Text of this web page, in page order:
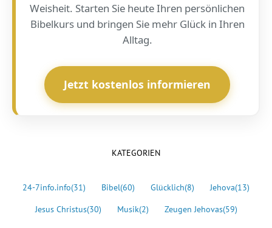
Weisheit. Starten Sie heute Ihren persönlichen
Bibelkurs und bringen Sie mehr Glück in Ihren
Alltag.
Jetzt kostenlos informieren
KATEGORIEN
24-7info.info(31) Bibel(60) Glücklich(8) Jehova(13)
Jesus Christus(30) Musik(2) Zeugen Jehovas(59)